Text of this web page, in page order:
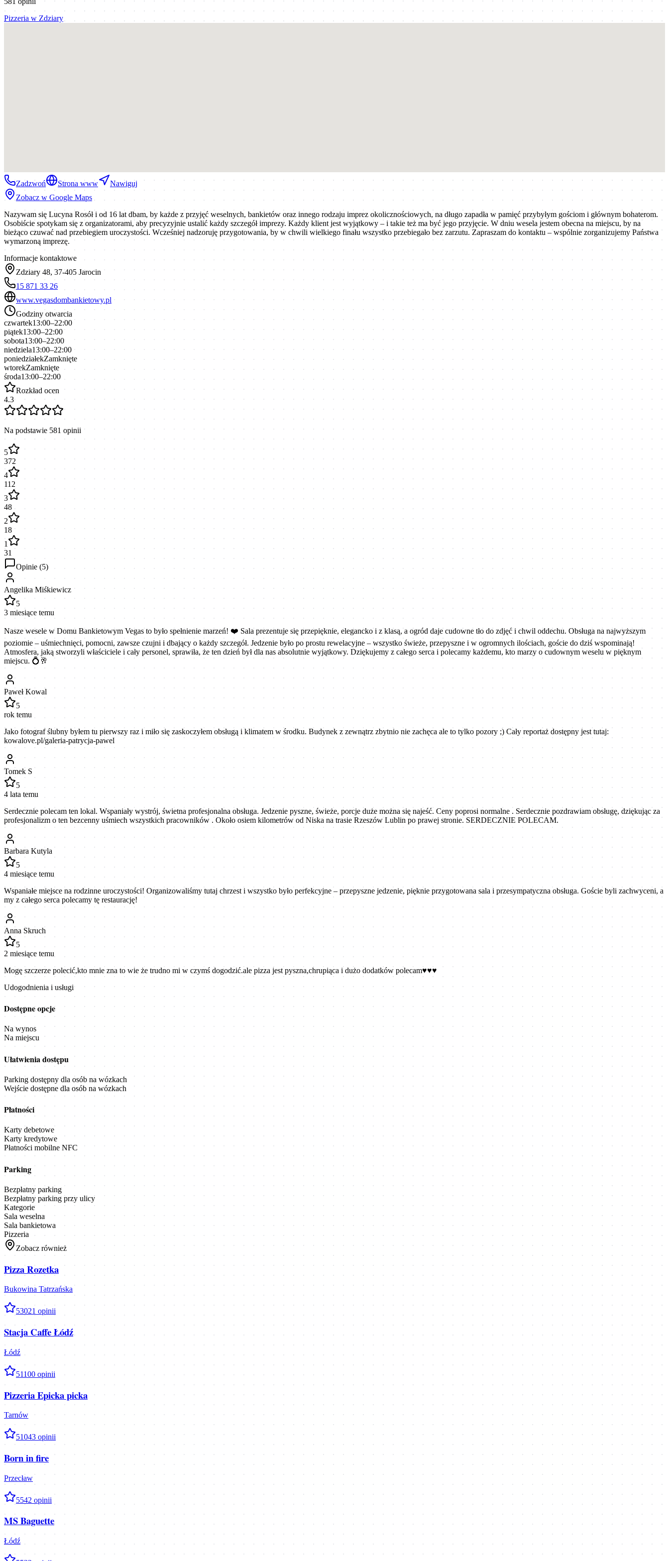
Pizzeria w Zdziary
Zadzwoń Strona www
Nawiguj
Zobacz w Google Maps
Nazywam się Lucyna Rosół i od 16 lat dbam, by każde z przyjęć weselnych, bankietów oraz innego rodzaju imprez okolicznościowych, na długo zapadła w pamięć przybyłym gościom i głównym bohaterom.
Osobiście spotykam się z organizatorami, aby precyzyjnie ustalić każdy szczegół imprezy. Każdy klient jest wyjątkowy – i takie też ma być jego przyjęcie. W dniu wesela jestem obecna na miejscu, by na
bieżąco czuwać nad przebiegiem uroczystości. Wcześniej nadzoruję przygotowania, by w chwili wielkiego finału wszystko przebiegało bez zarzutu. Zapraszam do kontaktu – wspólnie zorganizujemy Państwa
wymarzoną imprezę.
Informacje kontaktowe
Zdziary 48, 37-405 Jarocin
15 871 33 26
www.vegasdombankietowy.pl
Godziny otwarcia
czwartek13:00–22:00
piątek13:00–22:00
sobota13:00–22:00
niedziela13:00–22:00
poniedziałekZamknięte
wtorekZamknięte
środa13:00–22:00
Rozkład ocen
4.3
Na podstawie 581 opinii
5
372
4
112
3
48
2
18
1
31
Opinie (5)
Angelika Miśkiewicz
5
3 miesiące temu
Nasze wesele w Domu Bankietowym Vegas to było spełnienie marzeń! ❤️ Sala prezentuje się przepięknie, elegancko i z klasą, a ogród daje cudowne tło do zdjęć i chwil oddechu. Obsługa na najwyższym
poziomie – uśmiechnięci, pomocni, zawsze czujni i dbający o każdy szczegół. Jedzenie było po prostu rewelacyjne – wszystko świeże, przepyszne i w ogromnych ilościach, goście do dziś wspominają!
Atmosfera, jaką stworzyli właściciele i cały personel, sprawiła, że ten dzień był dla nas absolutnie wyjątkowy. Dziękujemy z całego serca i polecamy każdemu, kto marzy o cudownym weselu w pięknym
miejscu. 💍🥂
Paweł Kowal
5
rok temu
Jako fotograf ślubny byłem tu pierwszy raz i miło się zaskoczyłem obsługą i klimatem w środku. Budynek z zewnątrz zbytnio nie zachęca ale to tylko pozory ;) Cały reportaż dostępny jest tutaj:
kowalove.pl/galeria-patrycja-pawel
Tomek S
5
4 lata temu
Serdecznie polecam ten lokal. Wspaniały wystrój, świetna profesjonalna obsługa. Jedzenie pyszne, świeże, porcje duże można się najeść. Ceny poprosi normalne . Serdecznie pozdrawiam obsługę, dziękując za
profesjonalizm o ten bezcenny uśmiech wszystkich pracowników . Około osiem kilometrów od Niska na trasie Rzeszów Lublin po prawej stronie. SERDECZNIE POLECAM.
Barbara Kutyla
5
4 miesiące temu
Wspaniałe miejsce na rodzinne uroczystości! Organizowaliśmy tutaj chrzest i wszystko było perfekcyjne – przepyszne jedzenie, pięknie przygotowana sala i przesympatyczna obsługa. Goście byli zachwyceni, a
my z całego serca polecamy tę restaurację!
Anna Skruch
5
2 miesiące temu
Mogę szczerze polecić,kto mnie zna to wie że trudno mi w czymś dogodzić.ale pizza jest pyszna,chrupiąca i dużo dodatków polecam♥️♥️♥️
Udogodnienia i usługi
Dostępne opcje
Na wynos
Na miejscu
Ułatwienia dostępu
Parking dostępny dla osób na wózkach
Wejście dostępne dla osób na wózkach
Płatności
Karty debetowe
Karty kredytowe
Płatności mobilne NFC
Parking
Bezpłatny parking
Bezpłatny parking przy ulicy
Kategorie
Sala weselna
Sala bankietowa
Pizzeria
Zobacz również
Pizza Rozetka
Bukowina Tatrzańska
53021 opinii
Stacja Caffe Łódź
Łódź
51100 opinii
Pizzeria Epicka picka
Tarnów
51043 opinii
Born in fire
Przecław
5542 opinii
MS Baguette
Łódź